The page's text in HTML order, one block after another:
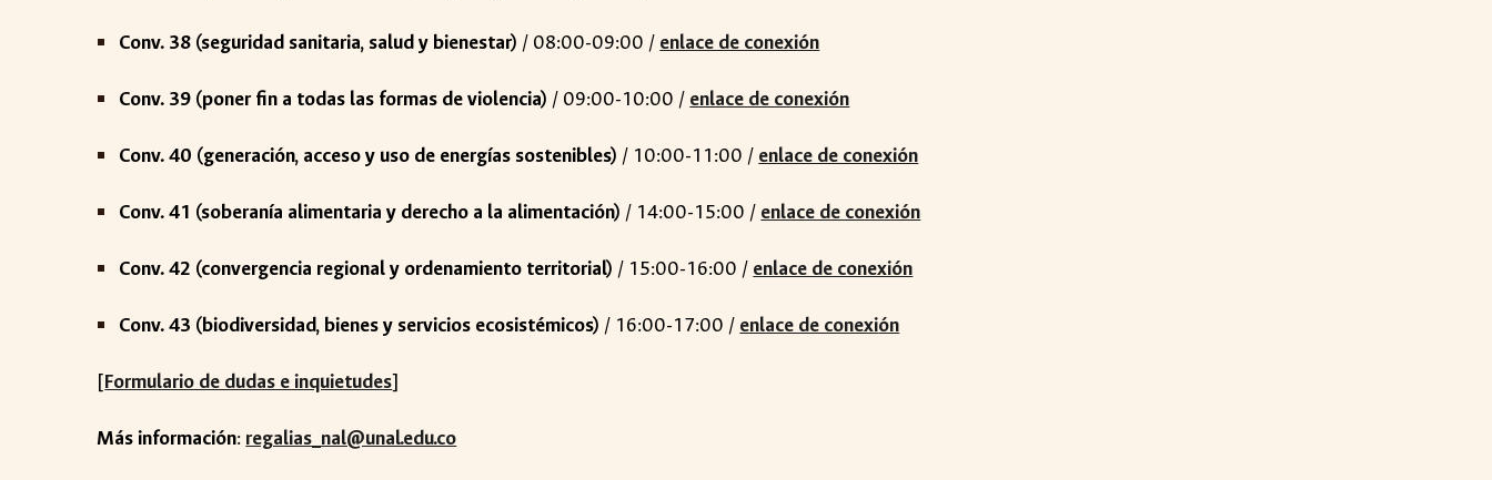
Conv. 38 (seguridad sanitaria, salud y bienestar) / 08:00-09:00 / enlace de conexión
Conv. 39 (poner fin a todas las formas de violencia) / 09:00-10:00 / enlace de conexión
Conv.40 (generación, acceso y uso de energías sostenibles) / 10:00-11:00 / enlace de conexión
Conv.41 (soberanía alimentaria y derecho a la alimentación) / 14:00-15:00 / enlace de conexión
Conv.42 (convergencia regional y ordenamiento territorial) / 15:00-16:00 / enlace de conexión
Conv.43 (biodiversidad, bienes y servicios ecosistémicos) / 16:00-17:00 / enlace de conexión
[Formulario de dudas e inquietudes]
Más información: regalias_nal@unal.edu.co